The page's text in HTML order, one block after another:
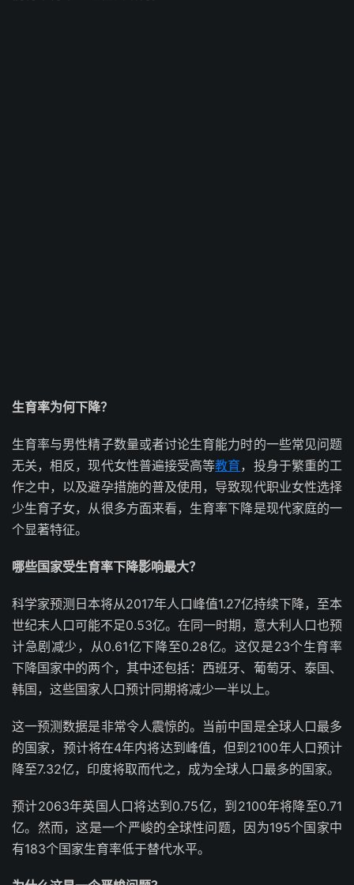
生育率为何下降？
生育率与男性精子数量或者讨论生育能力时的一些常见问题
无关，相反，现代女性普遍接受高等教育，投身于繁重的工
作之中，以及避孕措施的普及使用，导致现代职业女性选择
少生育子女，从很多方面来看，生育率下降是现代家庭的一
个显著特征。
哪些国家受生育率下降影响最大？
科学家预测日本将从2017年人口峰值1.27亿持续下降，至本
世纪末人口可能不足0.53亿。在同一时期，意大利人口也预
计急剧减少，从0.61亿下降至0.28亿。这仅是23个生育率
下降国家中的两个，其中还包括：西班牙、葡萄牙、泰国、
韩国，这些国家人口预计同期将减少一半以上。
这一预测数据是非常令人震惊的。当前中国是全球人口最多
的国家，预计将在4年内将达到峰值，但到2100年人口预计
降至7.32亿，印度将取而代之，成为全球人口最多的国家。
预计2063年英国人口将达到0.75亿，到2100年将降至0.71
亿。然而，这是一个严峻的全球性问题，因为195个国家中
有183个国家生育率低于替代水平。